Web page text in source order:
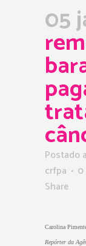
05
Postado
crfpa
Share
Carolina
Repórter da